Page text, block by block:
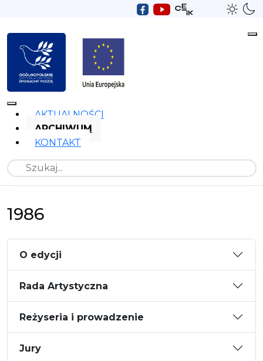
AKTUALNOŚCI
ARCHIWUM
KONTAKT
Szukaj
1986
O edycji
Rada Artystyczna
Reżyseria i prowadzenie
Jury